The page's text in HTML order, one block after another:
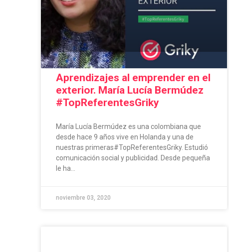
Aprendizajes al emprender en el
exterior. María Lucía Bermúdez
#TopReferentesGriky
María Lucía Bermúdez es una colombiana que
desde hace 9 años vive en Holanda y una de
nuestras primeras#TopReferentesGriky. Estudió
comunicación social y publicidad. Desde pequeña
le ha...
noviembre 03, 2020